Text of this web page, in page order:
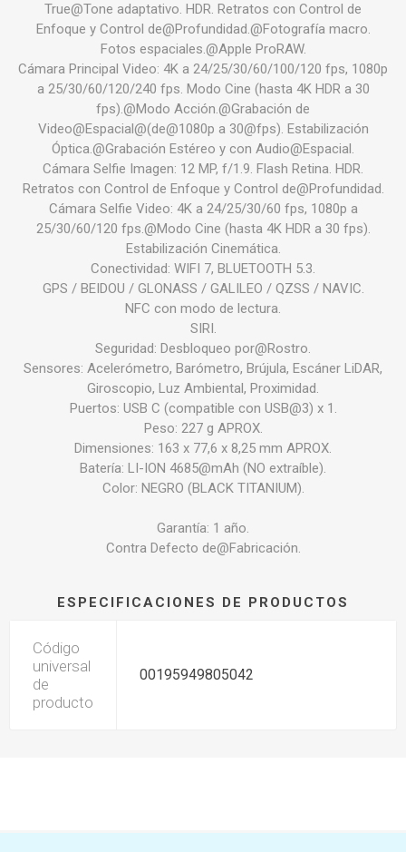
True@Tone adaptativo. HDR. Retratos con Control de
Enfoque y Control de@Profundidad.@Fotografía macro.
Fotos espaciales.@Apple ProRAW.
Cámara Principal Video: 4K a 24/25/30/60/100/120 fps, 1080p
a 25/30/60/120/240 fps. Modo Cine (hasta 4K HDR a 30
fps).@Modo Acción.@Grabación de
Video@Espacial@(de@1080p a 30@fps). Estabilización
Óptica.@Grabación Estéreo y con Audio@Espacial.
Cámara Selfie Imagen: 12 MP, f/1.9. Flash Retina. HDR.
Retratos con Control de Enfoque y Control de@Profundidad.
Cámara Selfie Video: 4K a 24/25/30/60 fps, 1080p a
25/30/60/120 fps.@Modo Cine (hasta 4K HDR a 30 fps).
Estabilización Cinemática.
Conectividad: WIFI 7, BLUETOOTH 5.3.
GPS / BEIDOU / GLONASS / GALILEO / QZSS / NAVIC.
NFC con modo de lectura.
SIRI.
Seguridad: Desbloqueo por@Rostro.
Sensores: Acelerómetro, Barómetro, Brújula, Escáner LiDAR,
Giroscopio, Luz Ambiental, Proximidad.
Puertos: USB C (compatible con USB@3) x 1.
Peso: 227 g APROX.
Dimensiones: 163 x 77,6 x 8,25 mm APROX.
Batería: LI-ION 4685@mAh (NO extraíble).
Color: NEGRO (BLACK TITANIUM).
Garantía: 1 año.
Contra Defecto de@Fabricación.
ESPECIFICACIONES DE PRODUCTOS
Código
universal
de
producto
00195949805042